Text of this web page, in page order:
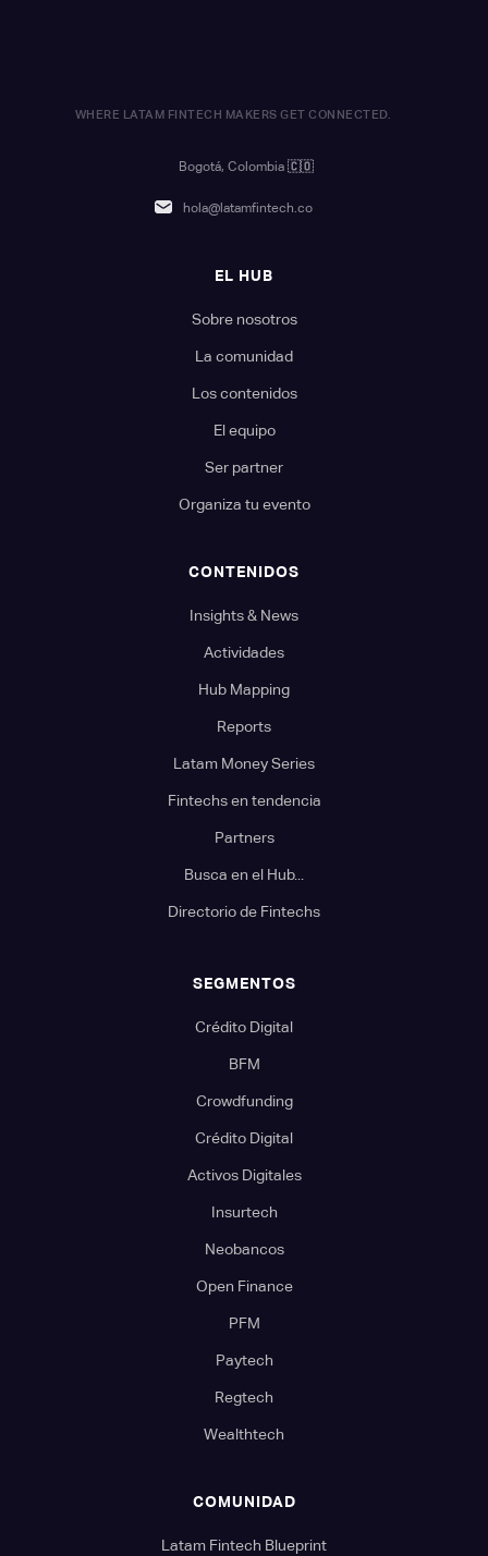
WHERE LATAM FINTECH MAKERS GET CONNECTED.
Bogotá, Colombia 🇨🇴
hola@latamfintech.co
EL HUB
Sobre nosotros
La comunidad
Los contenidos
El equipo
Ser partner
Organiza tu evento
CONTENIDOS
Insights & News
Actividades
Hub Mapping
Reports
Latam Money Series
Fintechs en tendencia
Partners
Busca en el Hub...
Directorio de Fintechs
SEGMENTOS
Crédito Digital
BFM
Crowdfunding
Crédito Digital
Activos Digitales
Insurtech
Neobancos
Open Finance
PFM
Paytech
Regtech
Wealthtech
COMUNIDAD
Latam Fintech Blueprint